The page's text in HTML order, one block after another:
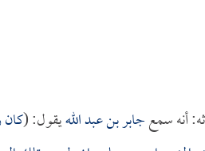
أنه سمعجابر بن عبد اللهيقول: (